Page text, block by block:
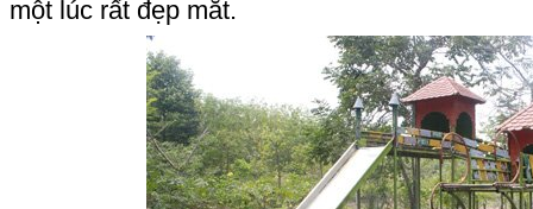
một lúc rất đẹp mắt.